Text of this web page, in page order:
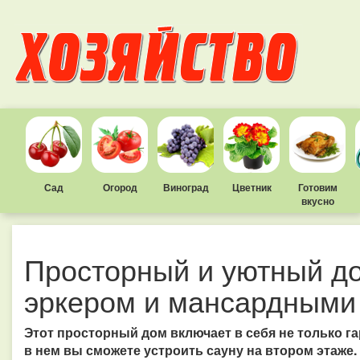
Сад Огород Виноград Цветник
Готовим
вкусно
Просторный и уютный
эркером и
Этот просторный дом включает в себя не только
в нем вы сможете устроить сауну на втором этаже.